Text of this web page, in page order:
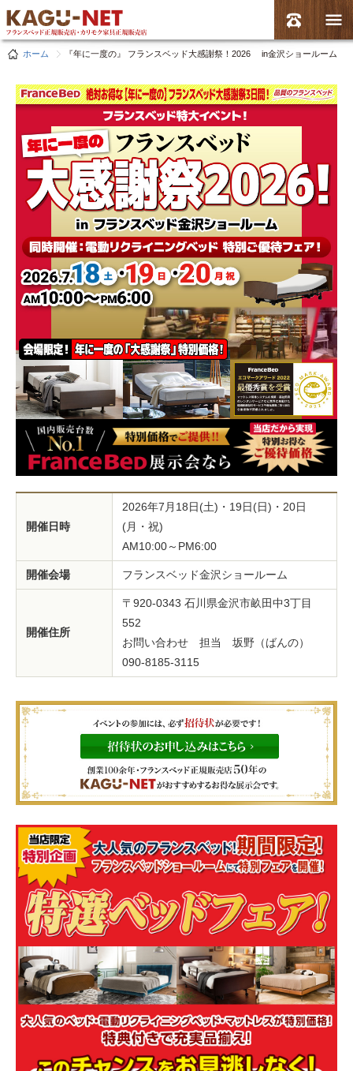
ホーム 『年に一度の』 フランスベッド大感謝祭！2026 in金沢ショールーム
開催日時
2026年7月18日(土)・19日(日)・20日
(月・祝)
AM10:00～PM6:00
開催会場 フランスベッド金沢ショールーム
開催住所
〒920-0343 石川県金沢市畝田中3丁目
552
お問い合わせ 担当 坂野（ばんの）
090-8185-3115